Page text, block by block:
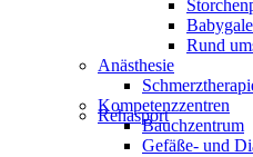
Rehasport
Rund
Anästhesie
Kompetenzzentren
Bauchzentrum
Gefäße- und